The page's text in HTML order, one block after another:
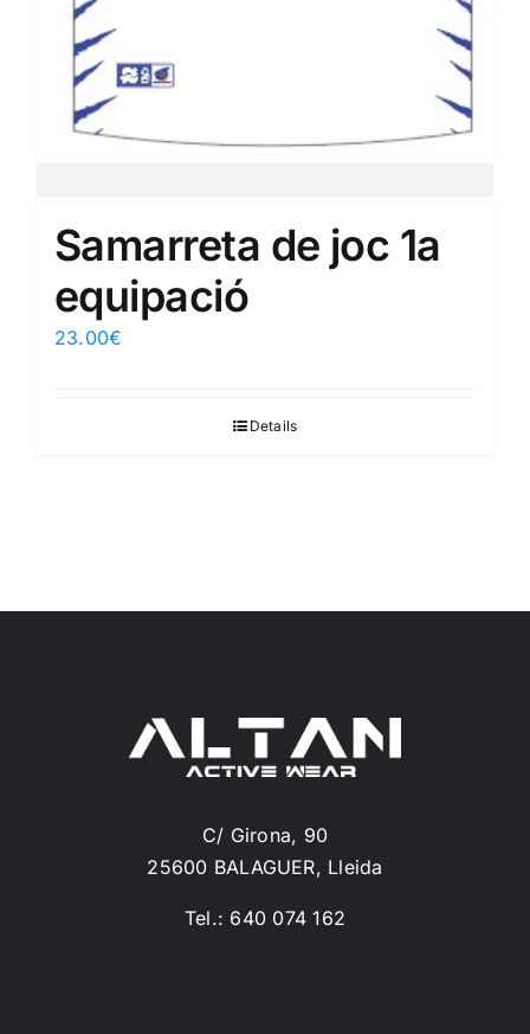
Samarreta de joc 1a
equipació
23.00€
Details
C/ Girona, 90
25600 BALAGUER, Lleida
Tel.: 640 074 162